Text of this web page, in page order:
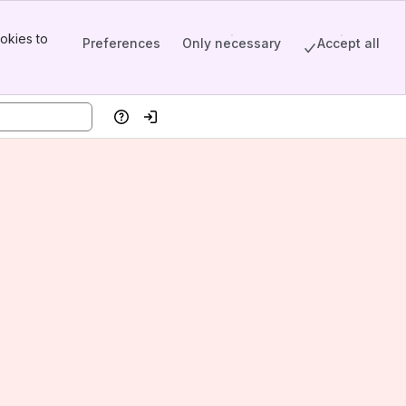
to
Preferences Only necessary Accept all
HelpLog in